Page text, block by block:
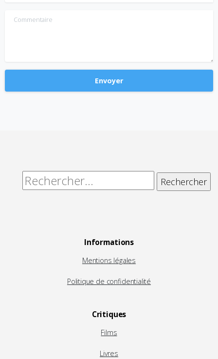
Commentaire
Rechercher :
Informations
Mentions légales
Politique de confidentialité
Critiques
Films
Livres